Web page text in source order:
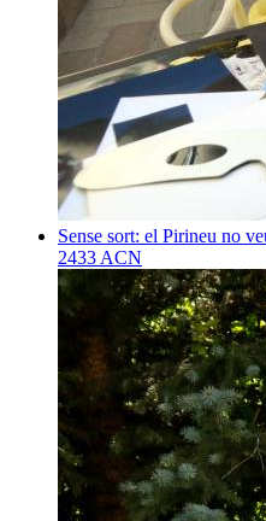
Sense sort: el Pirineu no
2433 ACN